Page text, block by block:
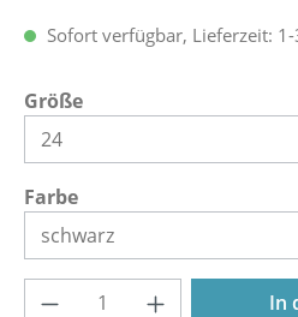
Sofort verfügbar, Lieferzeit: 1-
Größeauswählen
Farbeauswählen
Produkt Anzahl: Gib
In